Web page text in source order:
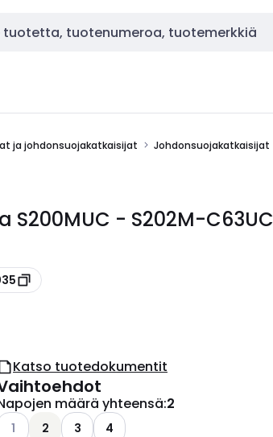
ja johdonsuojakatkaisijat Johdonsuojakatkaisijat
- S202M-C63UC
Katso tuotedokumentit
määrä yhteensä:2
käytettävissä olevat vaihtoehdot
1 2 3 4